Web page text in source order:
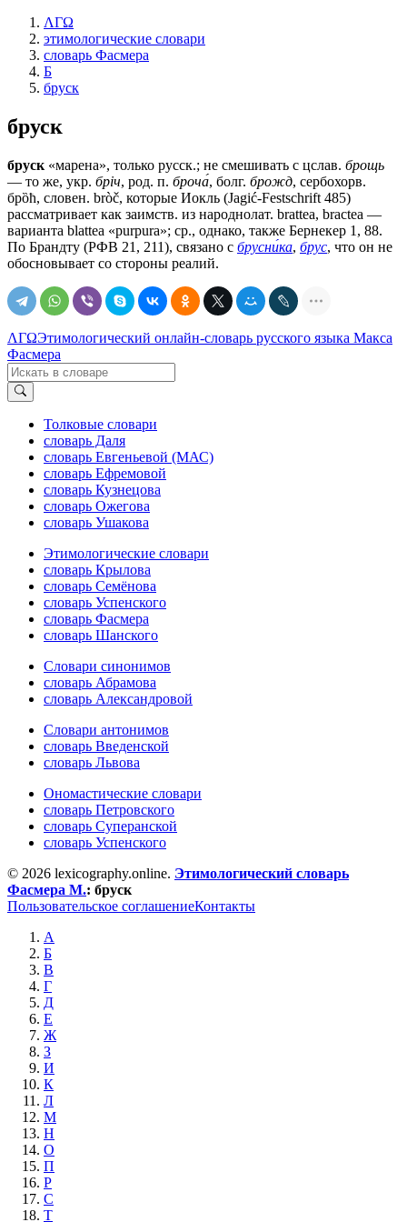
ΛΓΩ
этимологические словари
словарь Фасмера
Б
бруск
бруск
бруск «марена», только русск.; не смешивать с цслав. брощь
— то же, укр. брiч, род. п. броча́, болг. брожд, сербохорв.
брȍħ, словен. bròč, которые Иокль (Jagić-Festschrift 485)
рассматривает как заимств. из народнолат. brattea, bractea —
варианта blattea «purpura»; ср., однако, также Бернекер 1, 88.
По Брандту (РФВ 21, 211), связано с брусни́ка, брус, что он не
обосновывает со стороны реалий.
ΛΓΩЭтимологический онлайн-словарь русского языка Макса
Фасмера
Толковые словари
словарь Даля
словарь Евгеньевой (МАС)
словарь Ефремовой
словарь Кузнецова
словарь Ожегова
словарь Ушакова
Этимологические словари
словарь Крылова
словарь Семёнова
словарь Успенского
словарь Фасмера
словарь Шанского
Словари синонимов
словарь Абрамова
словарь Александровой
Словари антонимов
словарь Введенской
словарь Львова
Ономастические словари
словарь Петровского
словарь Суперанской
словарь Успенского
© 2026 lexicography.online. Этимологический словарь
Фасмера М.: бруск
Пользовательское соглашениеКонтакты
А
Б
В
Г
Д
Е
Ж
З
И
К
Л
М
Н
О
П
Р
С
Т